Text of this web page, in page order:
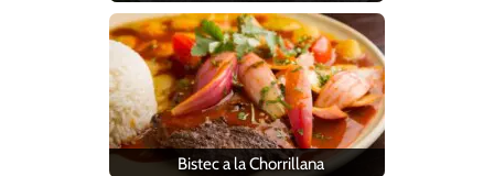
Bistec a la Chorrillana